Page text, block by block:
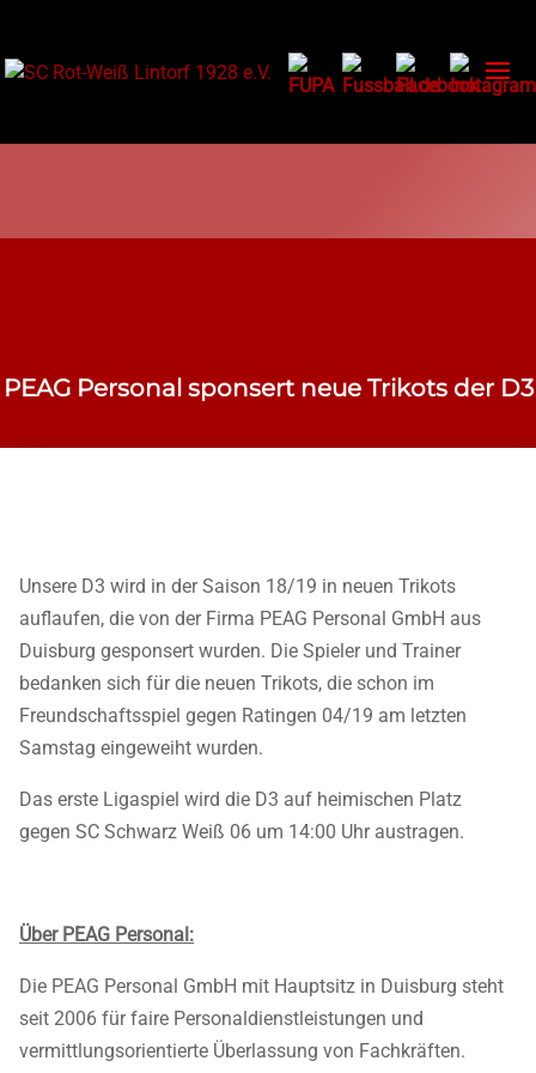
PEAG Personal sponsert neue Trikots der D3
Unsere D3 wird in der Saison 18/19 in neuen Trikots
auflaufen, die von der Firma PEAG Personal GmbH aus
Duisburg gesponsert wurden. Die Spieler und Trainer
bedanken sich für die neuen Trikots, die schon im
Freundschaftsspiel gegen Ratingen 04/19 am letzten
Samstag eingeweiht wurden.
Das erste Ligaspiel wird die D3 auf heimischen Platz
gegen SC Schwarz Weiß 06 um 14:00 Uhr austragen.
Über PEAG Personal:
Die PEAG Personal GmbH mit Hauptsitz in Duisburg steht
seit 2006 für faire Personaldienstleistungen und
vermittlungsorientierte Überlassung von Fachkräften.